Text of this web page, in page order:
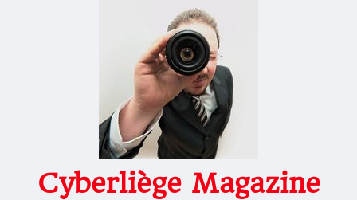
Cyberliège Magazine